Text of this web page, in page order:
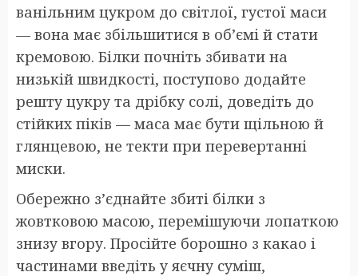
ванільним цукром до світлої, густої маси
— вона має збільшитися в об’ємі й стати
кремовою. Білки почніть збивати на
низькій швидкості, поступово додайте
решту цукру та дрібку солі, доведіть до
стійких піків — маса має бути щільною й
глянцевою, не текти при перевертанні
миски.
Обережно з’єднайте збиті білки з
жовтковою масою, перемішуючи лопаткою
знизу вгору. Просійте борошно з какао і
частинами введіть у яєчну суміш,